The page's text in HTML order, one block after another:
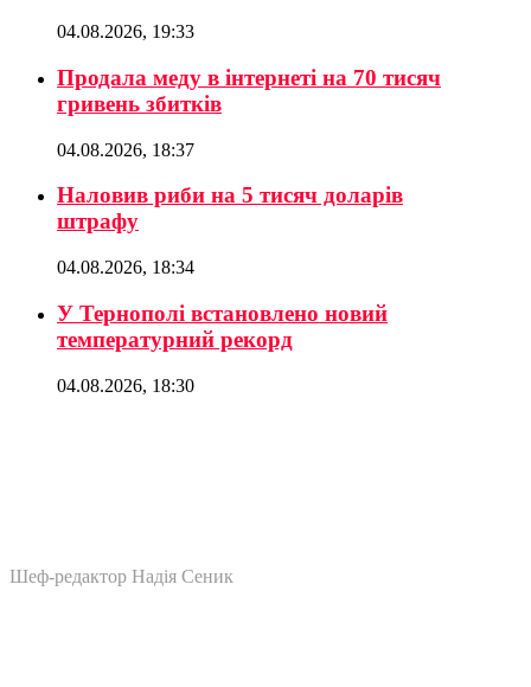
04.08.2026, 19:33
Продала меду в інтернеті на 70 тисяч
гривень збитків
04.08.2026, 18:37
Наловив риби на 5 тисяч доларів
штрафу
04.08.2026, 18:34
У Тернополі встановлено новий
температурний рекорд
04.08.2026, 18:30
Шеф-редактор Надія Сеник